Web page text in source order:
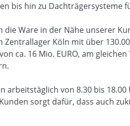
bis hin zu Dachträgersysteme
Ware in der Nähe unserer
Köln mit über
ca. 16 Mio. EURO, am gleichen
von 8.30 bis
sorgt dafür, dass auch